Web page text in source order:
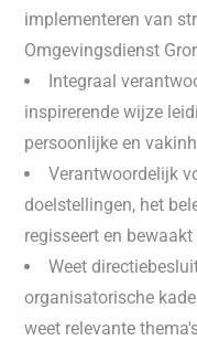
implementeren van
Omgevingsdienst
Integraal
inspirerende wijze
persoonlijke en
Verantwoordelijk
doelstellingen, het
regisseert en
Weet
organisatorische
weet relevante